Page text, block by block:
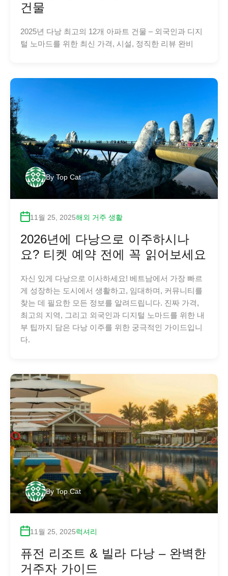
건물
2025년 다낭 최고의 12개 아파트 건물 – 외국인과 디지
털 노마드를 위한 최신 가격, 시설, 정직한 리뷰 완비
By Top Cat
11월 25, 2025해외 거주 생활
2026년에 다낭으로 이주하시나
요? 티켓 예약 전에 꼭 읽어보세요
자신 있게 다낭으로 이사하세요! 베트남에서 가장 빠르
게 성장하는 도시에서 생활하고, 임대하며, 커뮤니티를
찾는 데 필요한 모든 정보를 알려드립니다. 진짜 가격,
최고의 지역, 그리고 외국인과 디지털 노마드를 위한 내
부 팁까지 담은 다낭 이주를 위한 궁극적인 가이드입니
다.
By Top Cat
11월 25, 2025럭셔리
퓨전 리조트 & 빌라 다낭 – 완벽한
거주자 가이드